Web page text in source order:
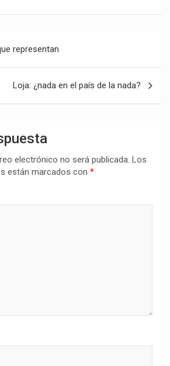
representan
Loja: ¿nada en el país de la nada?
electrónico no será publicada. Los
están marcados con *